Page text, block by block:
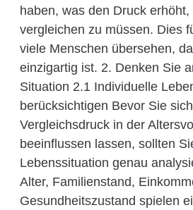
haben, was den Druck erhöht,
vergleichen zu müssen. Dies
viele Menschen übersehen,
einzigartig ist. 2. Denken Sie
Situation 2.1 Individuelle
berücksichtigen Bevor Sie
Vergleichsdruck in der
beeinflussen lassen, sollten
Lebenssituation genau
Alter, Familienstand,
Gesundheitszustand spielen